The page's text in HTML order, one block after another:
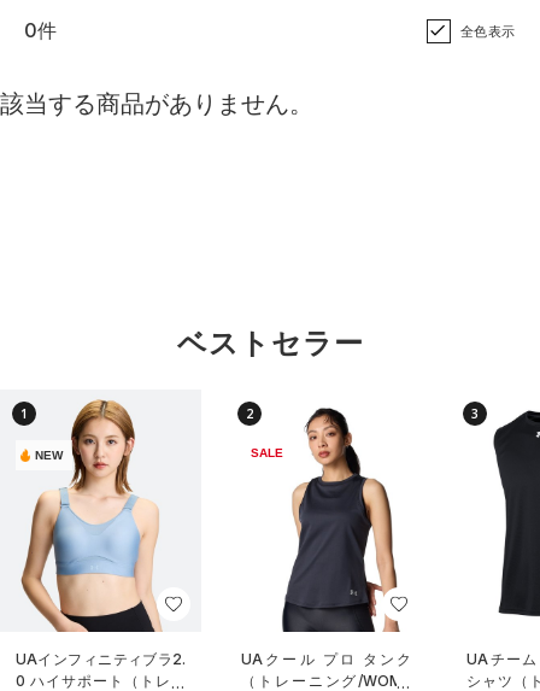
0件 全色表示
該当する商品がありません。
ベストセラー
1
NEW
UAインフィニティブラ2.
0 ハイサポート（トレー
2
SALE
UAクール プロ タンク
（トレーニング/WOME
3
UAチー
シャツ（